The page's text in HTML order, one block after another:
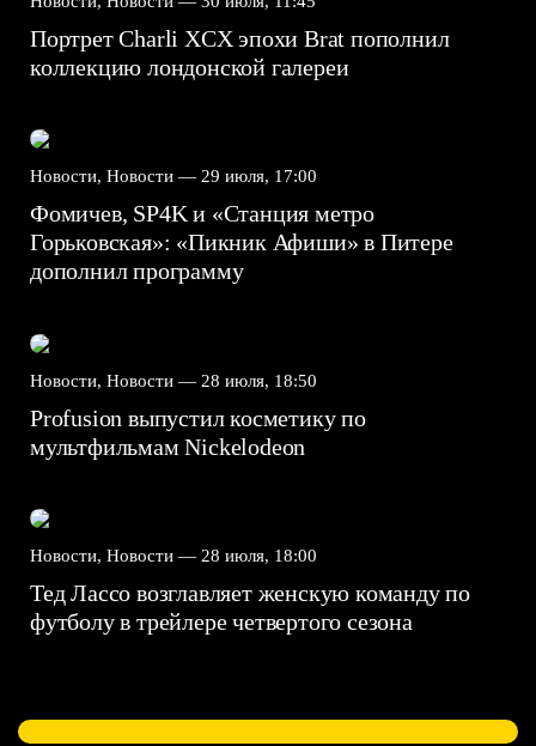
Портрет Charli XCX эпохи Brat пополнил
коллекцию лондонской галереи
Новости, Новости — 29 июля, 17:00
Фомичев, SP4K и «Станция метро
Горьковская»: «Пикник Афиши» в Питере
дополнил программу
Новости, Новости — 28 июля, 18:50
Profusion выпустил косметику по
мультфильмам Nickelodeon
Новости, Новости — 28 июля, 18:00
Тед Лассо возглавляет женскую команду по
футболу в трейлере четвертого сезона